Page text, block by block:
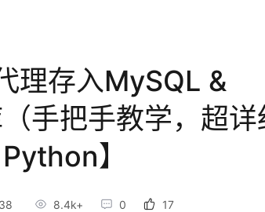
理存入MySQL &
手把手教学，超详
】
8.4k+ 0 17